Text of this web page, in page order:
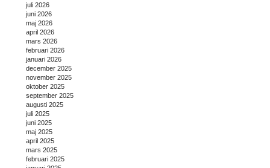
juli 2026
juni 2026
maj 2026
april 2026
mars 2026
februari 2026
januari 2026
december 2025
november 2025
oktober 2025
september 2025
augusti 2025
juli 2025
juni 2025
maj 2025
april 2025
mars 2025
februari 2025